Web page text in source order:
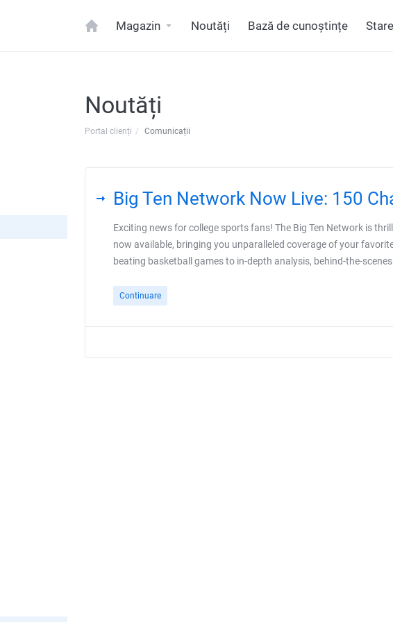
Magazin Noutăți Bază de cunoștințe
Noutăți
Portal clienți Comunicații
Big Ten Network Now Live: 150
Exciting news for college sports fans! The Big Ten Network is
now available, bringing you unparalleled coverage of your
beating basketball games to in-depth analysis, behind-the-
Continuare